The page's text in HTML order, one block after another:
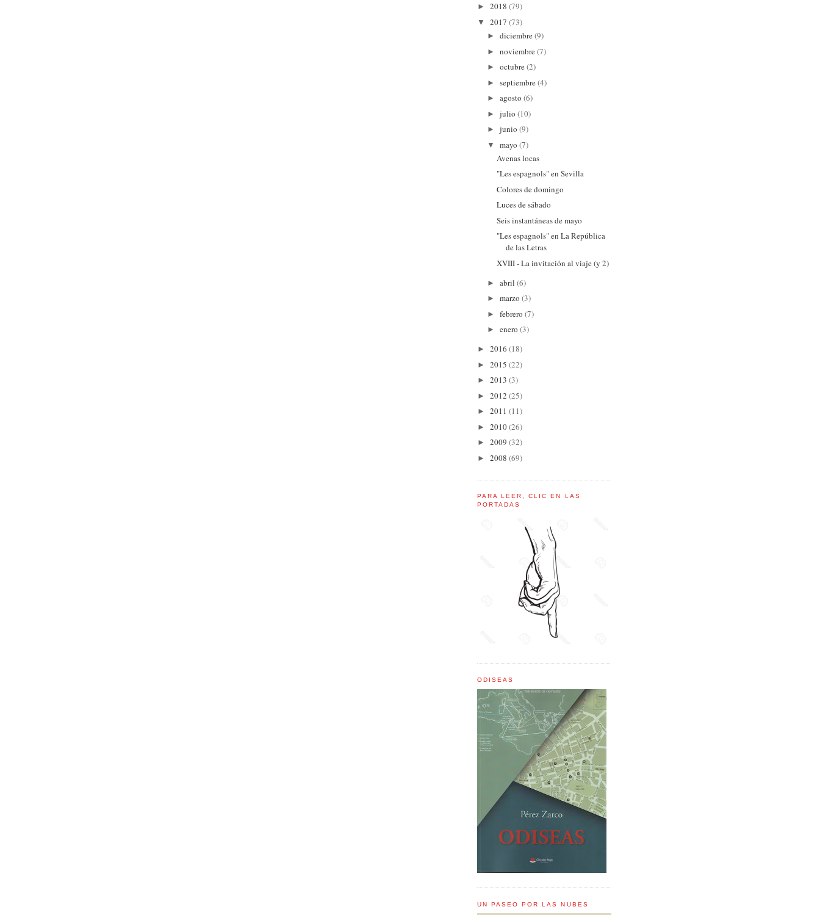
► 2018 (79)
▼ 2017 (73)
► diciembre(9)
► noviembre(7)
► octubre(2)
► septiembre(4)
► agosto (6)
► julio (10)
► junio (9)
▼ mayo (7)
Avenas locas
"Les espagnols" en Sevilla
Colores de domingo
Luces de sábado
Seis instantáneas de mayo
"Les espagnols" en La República
de las Letras
XVIII - La invitación al viaje (y 2)
► abril (6)
► marzo (3)
► febrero (7)
► enero (3)
► 2016 (18)
► 2015 (22)
► 2013 (3)
► 2012 (25)
► 2011 (11)
► 2010(26)
► 2009 (32)
► 2008 (69)
PARA LEER, CLIC EN LAS
PORTADAS
ODISEAS
UN PASEO POR LAS NUBES